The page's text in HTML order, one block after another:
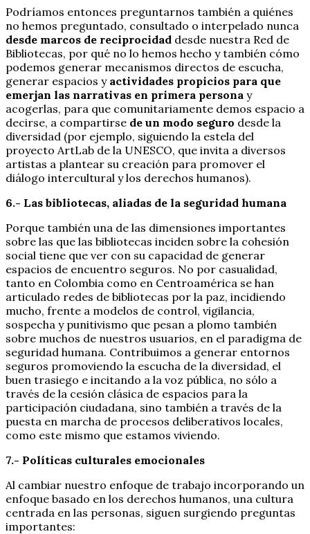
Podríamos entonces preguntarnos también a quiénes
no hemos preguntado, consultado o interpelado nunca
desde marcos de reciprocidad desde nuestra Red de
Bibliotecas, por qué no lo hemos hecho y también cómo
podemos generar mecanismos directos de escucha,
generar espacios y actividades propicios para que
emerjan las narrativas en primera persona y
acogerlas, para que comunitariamente demos espacio a
decirse, a compartirse de un modo seguro desde la
diversidad (por ejemplo, siguiendo la estela del
proyecto ArtLab de la UNESCO, que invita a diversos
artistas a plantear su creación para promover el
diálogo intercultural y los derechos humanos).
6.- Las bibliotecas, aliadas de la seguridad humana
Porque también una de las dimensiones importantes
sobre las que las bibliotecas inciden sobre la cohesión
social tiene que ver con su capacidad de generar
espacios de encuentro seguros. No por casualidad,
tanto en Colombia como en Centroamérica se han
articulado redes de bibliotecas por la paz, incidiendo
mucho, frente a modelos de control, vigilancia,
sospecha y punitivismo que pesan a plomo también
sobre muchos de nuestros usuarios, en el paradigma de
seguridad humana. Contribuimos a generar entornos
seguros promoviendo la escucha de la diversidad, el
buen trasiego e incitando a la voz pública, no sólo a
través de la cesión clásica de espacios para la
participación ciudadana, sino también a través de la
puesta en marcha de procesos deliberativos locales,
como este mismo que estamos viviendo.
7.- Políticas culturales emocionales
Al cambiar nuestro enfoque de trabajo incorporando un
enfoque basado en los derechos humanos, una cultura
centrada en las personas, siguen surgiendo preguntas
importantes: